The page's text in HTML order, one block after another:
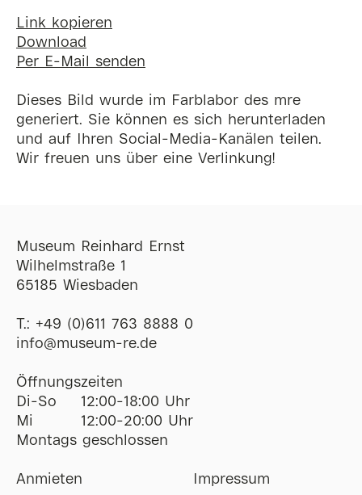
Link kopieren
Download
Per E-Mail senden
Dieses Bild wurde im Farblabor des mre
generiert. Sie können es sich herunterladen
und auf Ihren Social-Media-Kanälen teilen.
Wir freuen uns über eine Verlinkung!
Museum Reinhard Ernst
Wilhelmstraße 1
65185 Wiesbaden
T.: +49 (0)611 763 8888 0
ofni@museum-re de
Öffnungszeiten
Di-So
12:00-18:00 Uhr
Mi
12:00-20:00 Uhr
Montags geschlossen
Anmieten Impressum